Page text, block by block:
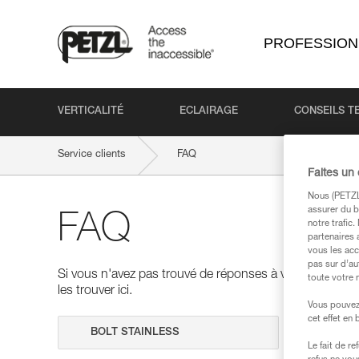
VERTICALITÉ ECLAIRAGE CONSEILS
Service clients FAQ
FAQ
Si vous n'avez pas trouvé de réponses à vos
les trouver ici.
Faites un
Nous
assurer du
notre trafic.
partenaires
vous les
pas sur
toute votre
Vous
cet effet en
Le fait de